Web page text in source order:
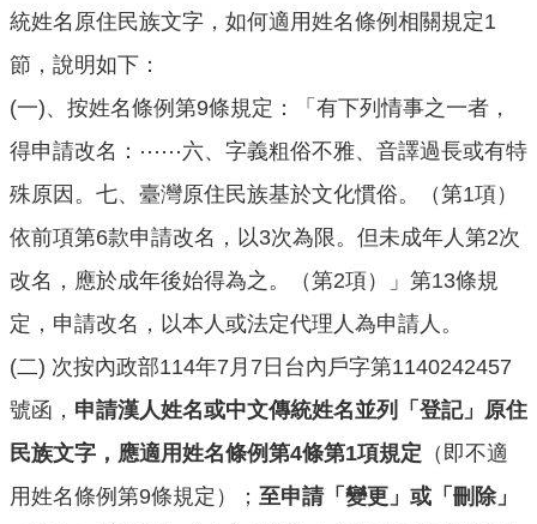
統姓名原住民族文字，如何適用姓名條例相關規定1
節，說明如下：
(一)、按姓名條例第9條規定：「有下列情事之一者，
得申請改名：⋯⋯六、字義粗俗不雅、音譯過長或有特
殊原因。七、臺灣原住民族基於文化慣俗。（第1項）
依前項第6款申請改名，以3次為限。但未成年人第2次
改名，應於成年後始得為之。（第2項）」第13條規
定，申請改名，以本人或法定代理人為申請人。
(二) 次按內政部114年7月7日台內戶字第1140242457
號函， 申請漢人姓名或中文傳統姓名並列「登記」原住
民族文字，應適用姓名條例第4條第1項規定 （即不適
用姓名條例第9條規定）； 至申請「變更」或「刪除」